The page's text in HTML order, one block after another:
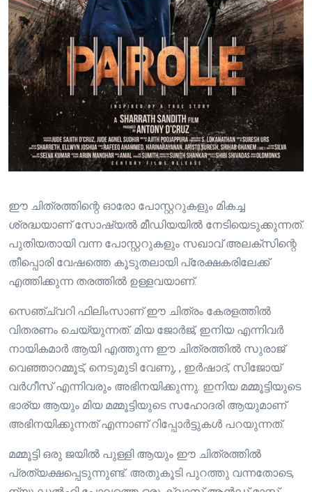
ഈ ചിത്രത്തിന്റെ ഓരോ പോസ്റ്ററുകളും മികച്ച
ശ്രദ്ധയാണ് സോഷ്യൽ മീഡിയയിൽ നേടിയെടുക്കുന്നത്.
പുതിയതായി വന്ന പോസ്റ്ററുകളും സഖാവ് അലക്സിന്റെ
തീപ്പൊരി വേഷത്തെ കൂടുതലായി പ്രേക്ഷകരിലേക്ക്
എത്തിക്കുന്ന തരത്തിൽ ഉള്ളവയാണ്.
സെഞ്ച്വറി ഫിലിംസാണ് ഈ ചിത്രം കേരളത്തിൽ
വിതരണം ചെയ്യുന്നത്. മിയ ജോർജ്, ഇനിയ എന്നിവർ
നായികമാർ ആയി എത്തുന്ന ഈ ചിത്രത്തിൽ സുരാജ്
വെഞ്ഞാറമ്മൂട്, നെടുമുടി വേണു, , ഇർഷാദ്, സിജോയ്
വർഗീസ് എന്നിവരും അഭിനയിക്കുന്നു. ഇനിയ മമ്മൂട്ടിയുടെ
ഭാര്യ ആയും മിയ മമ്മൂട്ടിയുടെ സഹോദരി ആയുമാണ്
അഭിനയിക്കുന്നത് എന്നാണ് റിപ്പോർട്ടുകൾ പറയുന്നത്.
മമ്മൂട്ടി ഒരു ജയിൽ പുള്ളി ആയും ഈ ചിത്രത്തിൽ
പ്രത്യക്ഷപ്പെടുന്നുണ്ട്. അതുകൂടി പുറത്തു വന്നതോടെ,